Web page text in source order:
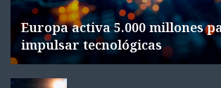
Europa activa 5.000 millones
impulsar tecnológicas